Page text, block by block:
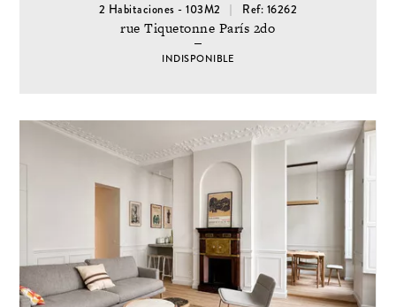
2 Habitaciones - 103M2 Ref: 16262
rue Tiquetonne París 2do
INDISPONIBLE